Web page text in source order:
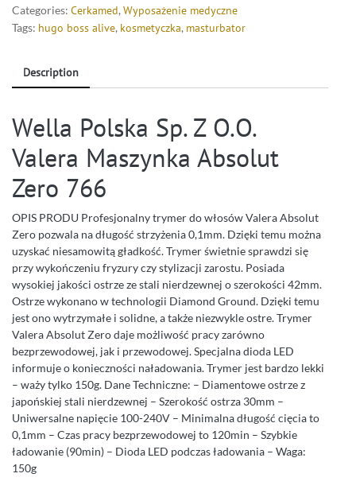
Categories: Cerkamed, Wyposażenie medyczne
Tags: hugo boss alive, kosmetyczka, masturbator
Description
Wella Polska Sp. Z O.O.
Valera Maszynka Absolut
Zero 766
OPIS PRODU Profesjonalny trymer do włosów Valera Absolut
Zero pozwala na długość strzyżenia 0,1mm. Dzięki temu można
uzyskać niesamowitą gładkość. Trymer świetnie sprawdzi się
przy wykończeniu fryzury czy stylizacji zarostu. Posiada
wysokiej jakości ostrze ze stali nierdzewnej o szerokości 42mm.
Ostrze wykonano w technologii Diamond Ground. Dzięki temu
jest ono wytrzymałe i solidne, a także niezwykle ostre. Trymer
Valera Absolut Zero daje możliwość pracy zarówno
bezprzewodowej, jak i przewodowej. Specjalna dioda LED
informuje o konieczności naładowania. Trymer jest bardzo lekki
– waży tylko 150g. Dane Techniczne: – Diamentowe ostrze z
japońskiej stali nierdzewnej – Szerokość ostrza 30mm –
Uniwersalne napięcie 100-240V – Minimalna długość cięcia to
0,1mm – Czas pracy bezprzewodowej to 120min – Szybkie
ładowanie (90min) – Dioda LED podczas ładowania – Waga:
150g